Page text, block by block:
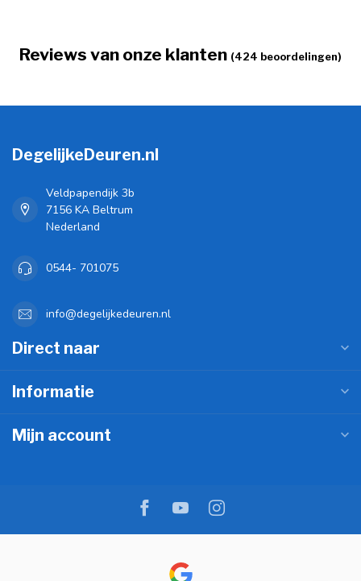
Reviews van onze klanten (424 beoordelingen)
DegelijkeDeuren.nl
Veldpapendijk 3b
7156 KA Beltrum
Nederland
0544- 701075
info@degelijkedeuren.nl
Direct naar
Informatie
Mijn account